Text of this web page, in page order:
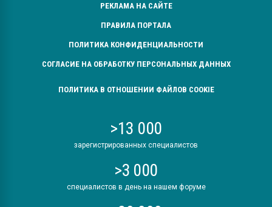
РЕКЛАМА НА САЙТЕ
ПРАВИЛА ПОРТАЛА
ПОЛИТИКА КОНФИДЕНЦИАЛЬНОСТИ
СОГЛАСИЕ НА ОБРАБОТКУ ПЕРСОНАЛЬНЫХ ДАННЫХ
ПОЛИТИКА В ОТНОШЕНИИ ФАЙЛОВ COOKIE
>13 000
зарегистрированных специалистов
>3 000
специалистов в день на нашем форуме